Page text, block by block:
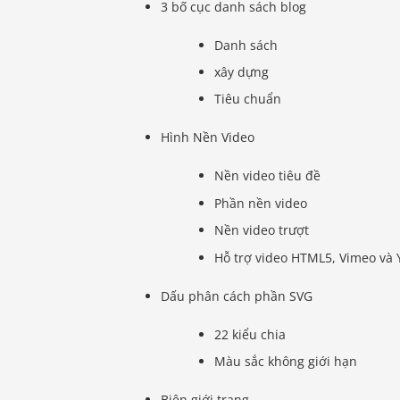
3 bố cục danh sách blog
Danh sách
xây dựng
Tiêu chuẩn
Hình Nền Video
Nền video tiêu đề
Phần nền video
Nền video trượt
Hỗ trợ video HTML5, Vimeo và
Dấu phân cách phần SVG
22 kiểu chia
Màu sắc không giới hạn